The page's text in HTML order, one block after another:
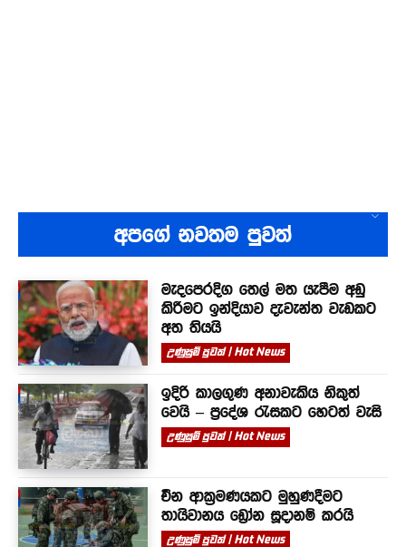
අපගේ නවතම පුවත්
මැදපෙරදිග තෙල් මත යැපීම අඩු
කිරීමට ඉන්දියාව දැවැන්ත වැඩකට
අත තියයි
උණුසුම් පුවත් | Hot News
ඉදිරි කාලගුණ අනාවැකිය නිකුත්
වෙයි – ප්‍රදේශ රැසකට හෙටත් වැසි
උණුසුම් පුවත් | Hot News
චීන ආක්‍රමණයකට මුහුණදීමට
තායිවානය ඩ්‍රෝන සූදානම් කරයි
උණුසුම් පුවත් | Hot News